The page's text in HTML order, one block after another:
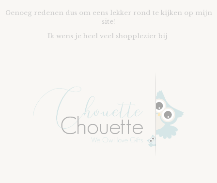
Genoeg redenen dus om eens lekker rond te kijken op mijn
site!
Ik wens je heel veel shopplezier bij